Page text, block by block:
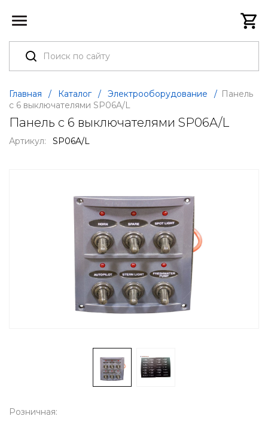
Главная / Каталог / Электрооборудование / Панель
с 6 выключателями SP06A/L
Панель с 6 выключателями SP06A/L
Артикул: SP06A/L
Розничная: